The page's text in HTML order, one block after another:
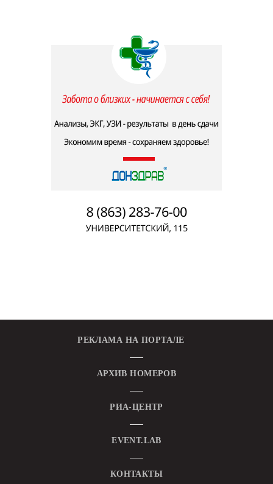
РЕКЛАМА НА ПОРТАЛЕ
АРХИВ НОМЕРОВ
РИА-ЦЕНТР
EVENT.LAB
КОНТАКТЫ